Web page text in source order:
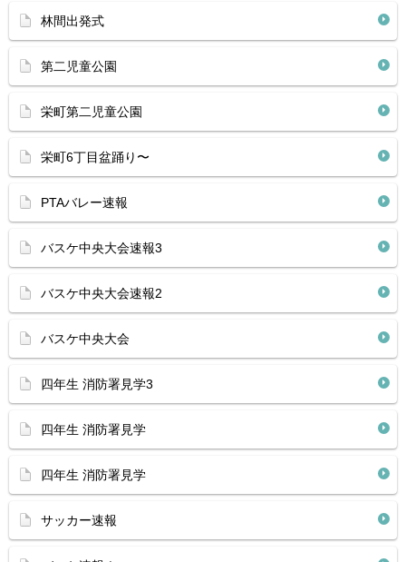
林間出発式
第二児童公園
栄町第二児童公園
栄町6丁目盆踊り〜
PTAバレー速報
バスケ中央大会速報3
バスケ中央大会速報2
バスケ中央大会
四年生 消防署見学3
四年生 消防署見学
四年生 消防署見学
サッカー速報